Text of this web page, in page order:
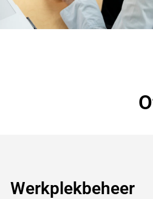
Werkplekbeheer